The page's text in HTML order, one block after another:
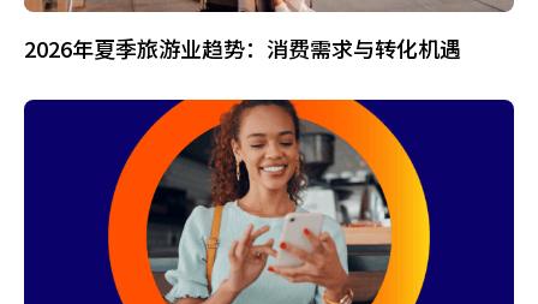
2026年夏季旅游业趋势：消费需求与转化机遇